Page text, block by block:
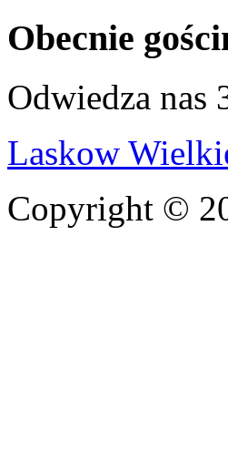
Obecnie
Odwiedza nas
Laskow
Copyright ©